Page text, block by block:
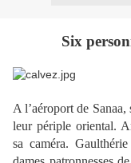
Six
A l’aéroport de
leur périple oriental.
sa caméra.